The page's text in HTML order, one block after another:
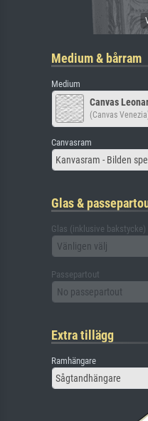
Medium & bårram
Medium
Canvas
(Canvas
Canvasram
Kanvasram - Bilden
Glas &
Glas (inklusive bakstycke)
Vänligen välj
Passepartout
No passepartout
Extra tillägg
Ramhängare
Sågtandhängare